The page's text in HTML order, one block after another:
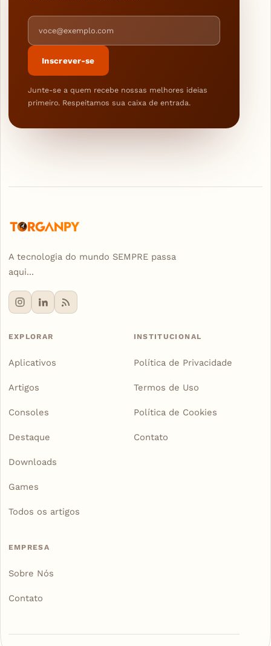
Endereço de e-mail
Inscrever-se
Junte-se a quem recebe nossas melhores ideias
primeiro. Respeitamos sua caixa de entrada.
A tecnologia do mundo SEMPRE passa
aqui...
EXPLORAR
Aplicativos
Artigos
Consoles
Destaque
Downloads
Games
Todos os artigos
INSTITUCIONAL
Política de Privacidade
Termos de Uso
Política de Cookies
Contato
EMPRESA
Sobre Nós
Contato